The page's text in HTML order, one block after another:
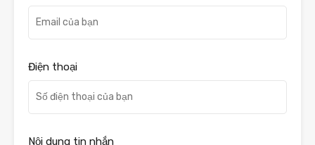
Điện thoại
Nội dung tin nhắn